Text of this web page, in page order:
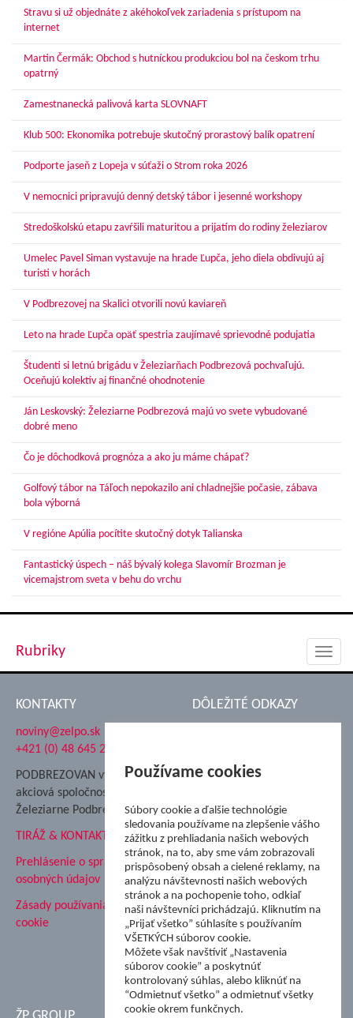
Stravu si už objednáte z akéhokoľvek zariadenia s prístupom na
internet
Martin Čermák: Obchod s hutníckou produkciou bol na českom trhu
opatrný
Zamestnanecká palivová karta SLOVNAFT
Klub 500: Ekonomika potrebuje skutočný prorastový balík opatrení
Podporte jaseň z Lopeja v súťaži o Strom roka 2026
V nemocnici pripravujú denný detský tábor i jesenné workshopy
Stredoškolskú etapu zavŕšili maturitou a prijatím do rodiny železiarov
Umelec Pavel Siman vystavuje na hrade Ľupča, jeho diela obdivujú aj
turisti v horách
V Podbrezovej na Skalici otvorili novú kaviareň
Leto na hrade Ľupča opäť spestria zaujímavé sprievodné podujatia
Študenti si letnú brigádu v Železiarňach Podbrezová pochvaľujú.
Oceňujú kolektív aj finančné ohodnotenie
Ján Leskovský: Železiarne Podbrezová majú vo svete vybudované
dobré meno
Čo je dôchodková prognóza a ako ju máme chápať?
Golfový tábor na Táľoch nepokazilo ani chladnejšie počasie, zábava
bola výborná
V regióne Apúlia pocítite skutočný dotyk Talianska
Fantastický úspech – náš bývalý kolega Slavomír Brozman je
vicemajstrom sveta v behu do vrchu
Rubriky
KONTAKTY
noviny@zelpo.sk
+421 (0) 48 645 2711
PODBREZOVAN vydáva
akciová spoločnosť
Železiarne Podbrezová
TIRÁŽ & KONTAKT
Prehlásenie o spracovaní
osobných údajov
Zásady používania súborov
cookie
DÔLEŽITÉ ODKAZY
Nadácia Železiarne
ŽP Informatika s.r.o.
ŠK Železiarne Podbrezová
Tále a.s.
Používame cookies
Súbory cookie a ďalšie technológie
sledovania používame na zlepšenie vášho
zážitku z prehliadania našich webových
stránok, na to, aby sme vám zobrazovali
prispôsobený obsah a cielené reklamy, na
analýzu návštevnosti našich webových
stránok a na pochopenie toho, odkiaľ
naši návštevníci prichádzajú. Kliknutím na
„Prijať všetko” súhlasíte s používaním
VŠETKÝCH súborov cookie.
Môžete však navštíviť „Nastavenia
súborov cookie” a poskytnúť
kontrolovaný súhlas, alebo kliknúť na
“Odmietnuť všetko” a odmietnuť všetky
cookie okrem funkčnych.